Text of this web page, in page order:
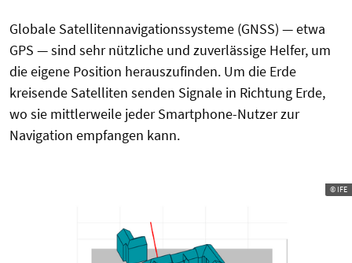
Globale Satellitennavigationssysteme (GNSS) — etwa
GPS — sind sehr nützliche und zuverlässige Helfer, um
die eigene Position herauszufinden. Um die Erde
kreisende Satelliten senden Signale in Richtung Erde,
wo sie mittlerweile jeder Smartphone-Nutzer zur
Navigation empfangen kann.
© IFE